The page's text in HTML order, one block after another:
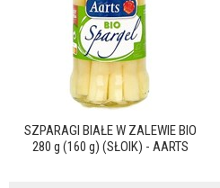
SZPARAGI BIAŁE W ZALEWIE BIO
280 g (160 g) (SŁOIK) - AARTS